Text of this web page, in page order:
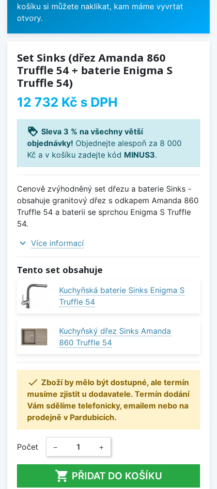
košíku si můžete naklikat, kam máme vyvrtat
otvory.
Set Sinks (dřez Amanda 860
Truffle 54 + baterie Enigma S
Truffle 54)
12 732 Kč s DPH
loyalty Sleva 3 % na všechny větší
objednávky! Objednejte alespoň za 8 000
Kč a v košíku zadejte kód MINUS3.
Cenově zvýhodněný set dřezu a baterie Sinks -
obsahuje granitový dřez s odkapem Amanda 860
Truffle 54 a baterii se sprchou Enigma S Truffle
54.
expand_more Více informací
Tento set obsahuje
Kuchyňská baterie Sinks Enigma S
Truffle 54
Kuchyňský dřez Sinks Amanda
860 Truffle 54
 Zboží by mělo být dostupné, ale termín
musíme zjistit u dodavatele. Termín dodání
Vám sdělíme telefonicky, emailem nebo na
prodejně v Pardubicích.
Počet − +
 PŘIDAT DO KOŠÍKU